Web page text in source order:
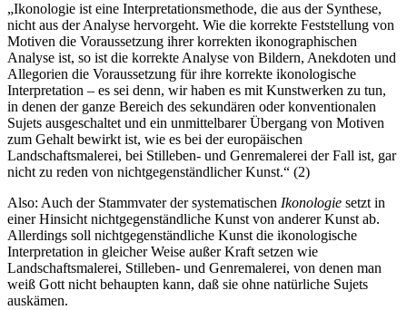
„Ikonologie ist eine Interpretationsmethode, die aus der Synthese,
nicht aus der Analyse hervorgeht. Wie die korrekte Feststellung von
Motiven die Voraussetzung ihrer korrekten ikonographischen
Analyse ist, so ist die korrekte Analyse von Bildern, Anekdoten und
Allegorien die Voraussetzung für ihre korrekte ikonologische
Interpretation – es sei denn, wir haben es mit Kunstwerken zu tun,
in denen der ganze Bereich des sekundären oder konventionalen
Sujets ausgeschaltet und ein unmittelbarer Übergang von Motiven
zum Gehalt bewirkt ist, wie es bei der europäischen
Landschaftsmalerei, bei Stilleben- und Genremalerei der Fall ist, gar
nicht zu reden von nichtgegenständlicher Kunst.“ (2)
Also: Auch der Stammvater der systematischen Ikonologie setzt in
einer Hinsicht nichtgegenständliche Kunst von anderer Kunst ab.
Allerdings soll nichtgegenständliche Kunst die ikonologische
Interpretation in gleicher Weise außer Kraft setzen wie
Landschaftsmalerei, Stilleben- und Genremalerei, von denen man
weiß Gott nicht behaupten kann, daß sie ohne natürliche Sujets
auskämen.